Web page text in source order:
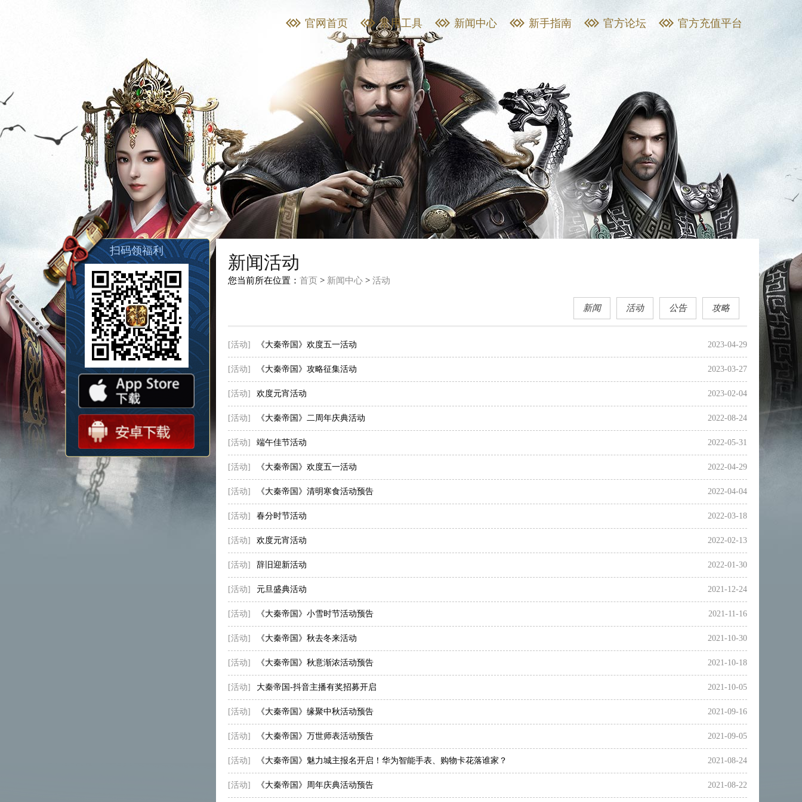
官网首页 常用工具 新闻中心 新手指南 官方论坛 官方充值平台
扫码领福利
新闻活动
您当前所在位置： 首页 > 新闻中心 > 活动
新闻 活动 公告 攻略
[活动] 《大秦帝国》欢度五一活动 2023-04-29
[活动] 《大秦帝国》攻略征集活动 2023-03-27
[活动] 欢度元宵活动 2023-02-04
[活动] 《大秦帝国》二周年庆典活动 2022-08-24
[活动] 端午佳节活动 2022-05-31
[活动] 《大秦帝国》欢度五一活动 2022-04-29
[活动] 《大秦帝国》清明寒食活动预告 2022-04-04
[活动] 春分时节活动 2022-03-18
[活动] 欢度元宵活动 2022-02-13
[活动] 辞旧迎新活动 2022-01-30
[活动] 元旦盛典活动 2021-12-24
[活动] 《大秦帝国》小雪时节活动预告 2021-11-16
[活动] 《大秦帝国》秋去冬来活动 2021-10-30
[活动] 《大秦帝国》秋意渐浓活动预告 2021-10-18
[活动] 大秦帝国-抖音主播有奖招募开启 2021-10-05
[活动] 《大秦帝国》缘聚中秋活动预告 2021-09-16
[活动] 《大秦帝国》万世师表活动预告 2021-09-05
[活动] 《大秦帝国》魅力城主报名开启！华为智能手表、购物卡花落谁家？ 2021-08-24
[活动] 《大秦帝国》周年庆典活动预告 2021-08-22